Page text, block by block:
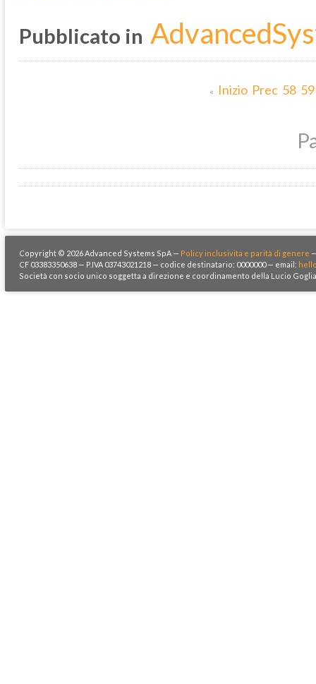
Pubblicato in
« Inizio Prec 58 59
Copyright © 2026 Advanced Systems SpA — Policy inclusivita e parità di genere
CF 03383350638 — P.IVA 03743021218 — codice destinatario: 0000000 — email:
Società con socio unico soggetta a direzione e coordinamento della Lucio